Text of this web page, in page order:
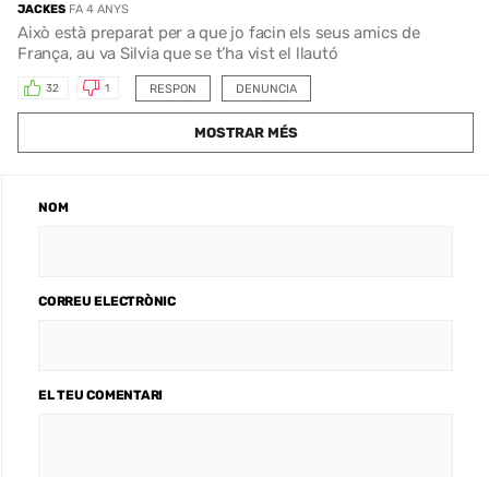
JACKES FA 4 ANYS
Això està preparat per a que jo facin els seus amics de
França, au va Silvia que se t’ha vist el llautó
RESPON
32 1 DENUNCIA
MOSTRAR MÉS
NOM
CORREU ELECTRÒNIC
EL TEU COMENTARI